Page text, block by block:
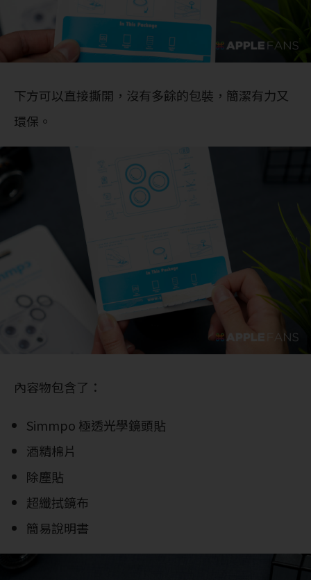
下方可以直接撕開，沒有多餘的包裝，簡潔有力又
環保。
內容物包含了：
Simmpo 極透光學鏡頭貼
酒精棉片
除塵貼
超纖拭鏡布
簡易說明書